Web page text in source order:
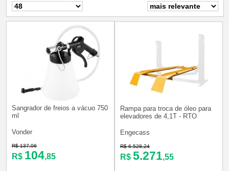
Sangrador de freios a vácuo 750
ml
Vonder
R$ 137,06
R$ 104,85
Rampa para troca de óleo para
elevadores de 4,1T - RTO
Engecass
R$ 6.528,24
R$ 5.271,55